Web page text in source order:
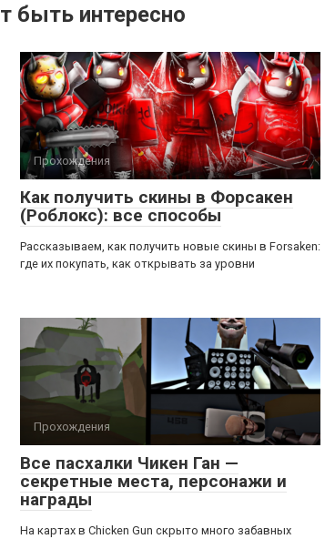
быть интересно
Прохождения
Как получить скины в Форсакен
(Роблокс): все способы
Рассказываем, как получить новые скины в Forsaken:
где их покупать, как открывать за уровни
Прохождения
Все пасхалки Чикен Ган —
секретные места, персонажи и
награды
На картах в Chicken Gun скрыто много забавных